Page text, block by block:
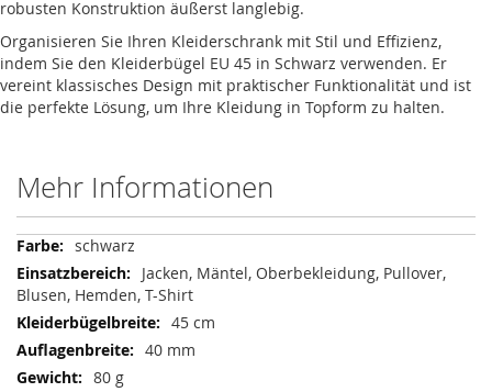
robusten Konstruktion äußerst langlebig.
Organisieren Sie Ihren Kleiderschrank mit Stil und Effizienz,
indem Sie den Kleiderbügel EU 45 in Schwarz verwenden. Er
vereint klassisches Design mit praktischer Funktionalität und ist
die perfekte Lösung, um Ihre Kleidung in Topform zu halten.
Mehr Informationen
Mehr
Informationen
schwarz
Jacken, Mäntel, Oberbekleidung, Pullover,
Blusen, Hemden, T-Shirt
45 cm
40 mm
80 g